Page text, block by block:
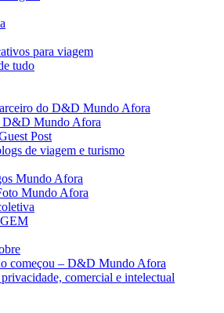
para viagem
tudo
do D&D Mundo Afora
Mundo Afora
Post
de viagem e turismo
Mundo Afora
Mundo Afora
começou – D&D Mundo Afora
comercial e intelectual